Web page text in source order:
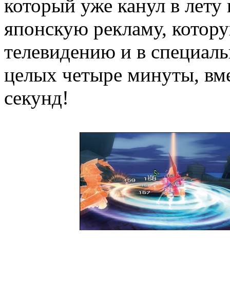
который уже канул в лету
японскую рекламу,
телевидению и в
целых четыре минуты,
секунд!